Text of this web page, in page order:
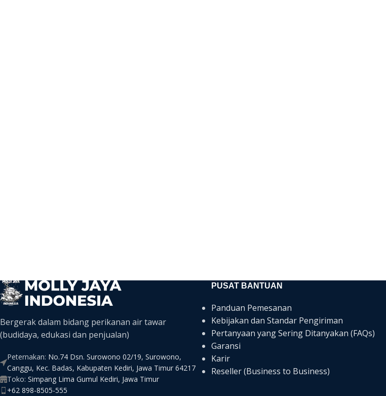
Bergerak dalam bidang perikanan air tawar
(budidaya, edukasi dan penjualan)
Peternakan: No.74 Dsn. Surowono 02/19, Surowono,
Canggu, Kec. Badas, Kabupaten Kediri, Jawa Timur 64217
Toko: Simpang Lima Gumul Kediri, Jawa Timur
+62 898-8505-555
PUSAT BANTUAN
Panduan Pemesanan
Kebijakan dan Standar Pengiriman
Pertanyaan yang Sering Ditanyakan (FAQs)
Garansi
Karir
Reseller (Business to Business)